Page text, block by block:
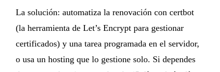
La solución: automatiza la renovación con certbot
(la herramienta de Let’s Encrypt para gestionar
certificados) y una tarea programada en el servidor,
o usa un hosting que lo gestione solo. Si dependes